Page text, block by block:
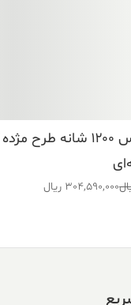
فرش کالتکس ۱۲۰۰ شانه
304,590,000 ریال